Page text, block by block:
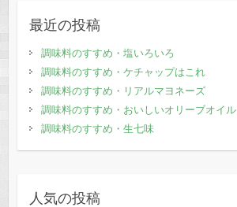
最近の投稿
調味料のすすめ・塩いろいろ
調味料のすすめ・ケチャップはこれ
調味料のすすめ・リアルマヨネーズ
調味料のすすめ・おいしいオリーブオイル
調味料のすすめ・生七味
人気の投稿